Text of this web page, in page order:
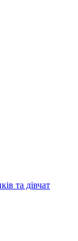
та дівчат